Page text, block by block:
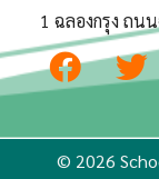
1 ฉลองกรุง ถน
© 2026